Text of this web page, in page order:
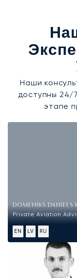
Наши
доступны 24/
этапе
DOMENIKS DANIELS
Private Aviation
EN LV RU